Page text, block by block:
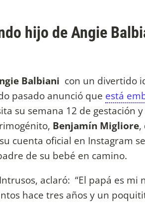
hijo de Angie
Balbiani con un divertido
pasado anunció que está
su semana 12 de gestación
Benjamín Migliore,
cuenta oficial en Instagram
de su bebé en camino.
aclaró: “El papá es mi
hace tres años y un